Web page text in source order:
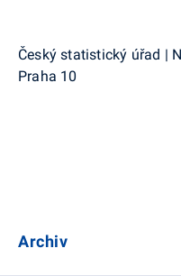
Český statistický úřad |
Praha 10
Archiv